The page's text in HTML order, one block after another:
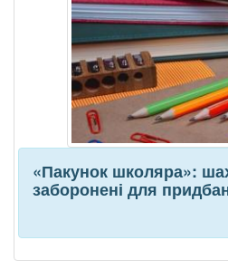
«Пакунок школяра»:
заборонені для